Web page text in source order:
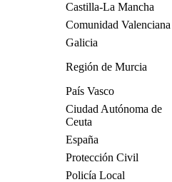
Castilla-La Mancha
Comunidad Valenciana
Galicia
Región de Murcia
País Vasco
Ciudad Autónoma de
Ceuta
España
Protección Civil
Policía Local